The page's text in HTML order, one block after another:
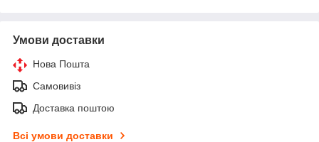
Умови доставки
Нова Пошта
Самовивіз
Доставка поштою
Всі умови доставки